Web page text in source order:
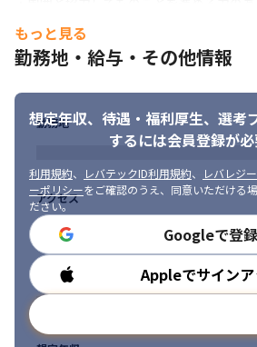
＜使用する技術について＞
主な技術としては、Vue.js・TypeScript
く採用されており、ナレッジも多いです。
用していたのですが、開発体験の向上、
少を目的に、TypeScript の採用を決定し
＜当社のプロダクト一覧＞
・当社開発の解析モデルを使用したAIで
判定し、新型コロナウィルス感染対策の
ロールによる経済活動を促進するサービス
・国内シェアトップクラスのモバイルデ
ビス
・さまざまな機器や装置をクラウド上で
ス資産を最大化できるサービス
・さまざまな場面での会話状況を録音し
起こしによる業務効率化とスピーディな
もっと見る
勤務地・給与・その他情報
想定年収、待遇・福利厚生、 選考
するには会員登録が
利用規約、 レバテックID利用規約、
レバレジ
ーポリシーをご確認のうえ、同意いただける
ださい。
Googleで登録
Appleでサイン
勤務地
アクセス
勤務時間